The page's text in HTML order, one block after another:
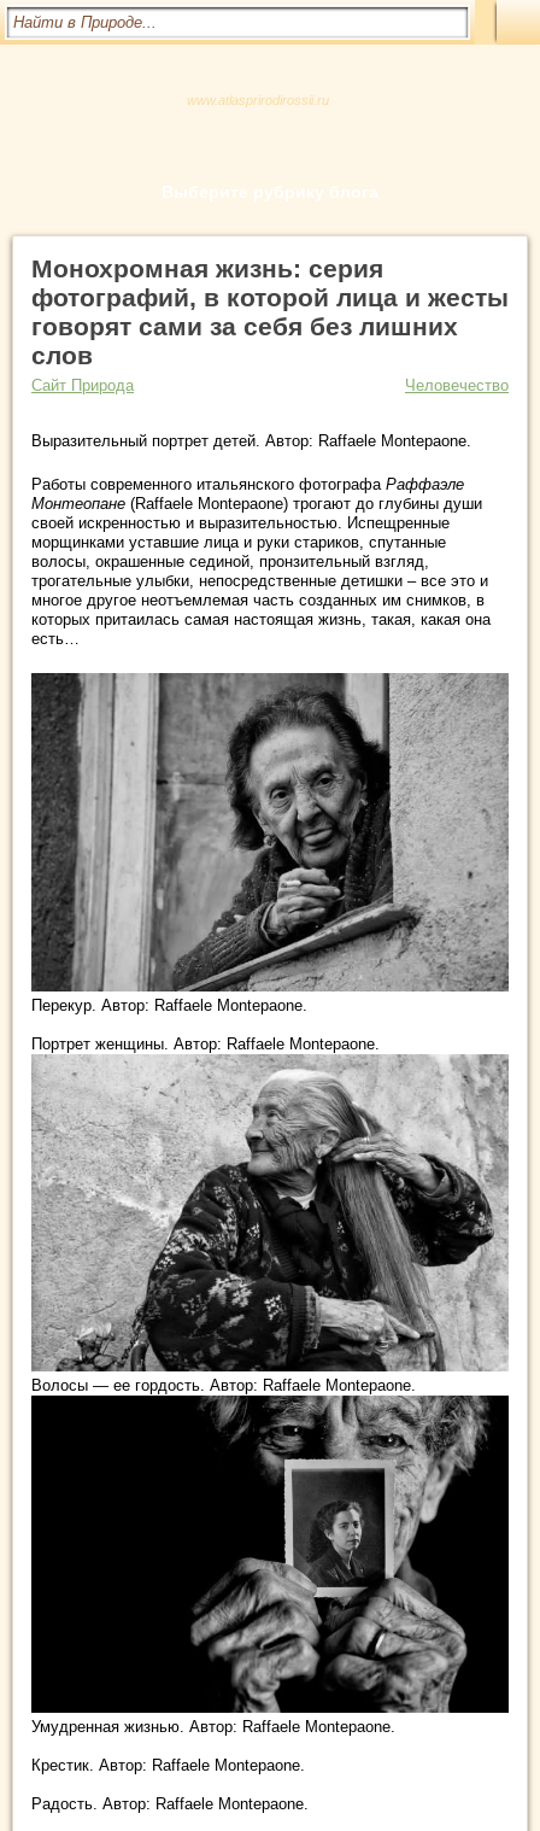
www.atlasprirodirossii.ru
Выберите рубрику блога
Монохромная жизнь: серия
фотографий, в которой лица и жесты
говорят сами за себя без лишних
слов
Сайт Природа Человечество
Выразительный портрет детей. Автор: Raffaele Montepaone.
Работы современного итальянского фотографа Раффаэле
Монтеопане (Raffaele Montepaone) трогают до глубины души
своей искренностью и выразительностью. Испещренные
морщинками уставшие лица и руки стариков, спутанные
волосы, окрашенные сединой, пронзительный взгляд,
трогательные улыбки, непосредственные детишки – все это и
многое другое неотъемлемая часть созданных им снимков, в
которых притаилась самая настоящая жизнь, такая, какая она
есть…
Перекур. Автор: Raffaele Montepaone.
Портрет женщины. Автор: Raffaele Montepaone.
Волосы — ее гордость. Автор: Raffaele Montepaone.
Умудренная жизнью. Автор: Raffaele Montepaone.
Крестик. Автор: Raffaele Montepaone.
Радость. Автор: Raffaele Montepaone.